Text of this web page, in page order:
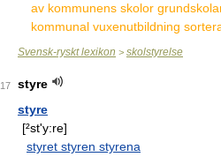
av kommunens skolor
kommunal vuxenutbildning
Svensk-ryskt lexikon > skolstyrelse
17
styre
styre
[²st'y:re]
styret styren styrena